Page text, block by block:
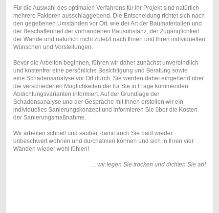
Für die Auswahl des optimalen Verfahrens für Ihr Projekt sind natürlich
mehrere Faktoren ausschlaggebend. Die Entscheidung richtet sich nach
den gegebenen Umständen vor Ort, wie der Art der Baumaterialien und
der Beschaffenheit der vorhandenen Bausubstanz, der Zugänglichkeit
der Wände und natürlich nicht zuletzt nach Ihnen und Ihren individuellen
Wünschen und Vorstellungen.
Bevor die Arbeiten beginnen, führen wir daher zunächst unverbindlich
und kostenfrei eine persönliche Besichtigung und Beratung sowie
eine Schadensanalyse vor Ort durch. Sie werden dabei eingehend über
die verschiedenen Möglichkeiten der für Sie in Frage kommenden
Abdichtungsvarianten informiert. Auf der Grundlage der
Schadensanalyse und der Gespräche mit Ihnen erstellen wir ein
individuelles Sanierungskonzept und informieren Sie über die Kosten
der Sanierungsmaßnahme.
Wir arbeiten schnell und sauber, damit auch Sie bald wieder
unbeschwert wohnen und durchatmen können und sich in Ihren vier
Wänden wieder wohl fühlen!
... wir legen Sie trocken und dichten Sie ab!